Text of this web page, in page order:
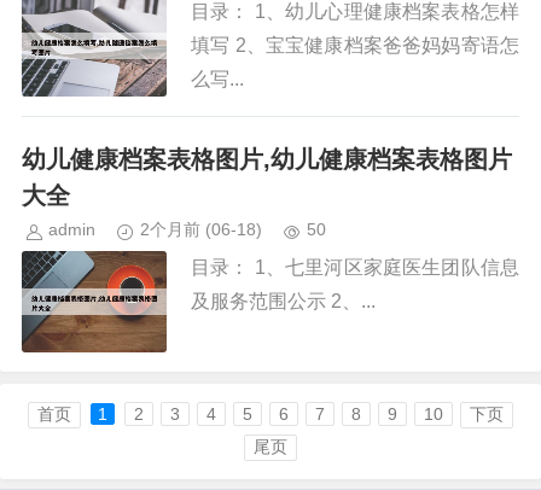
目录： 1、幼儿心理健康档案表格怎样
填写 2、宝宝健康档案爸爸妈妈寄语怎
么写...
幼儿健康档案表格图片,幼儿健康档案表格图片
大全
admin 2个月前 (06-18) 50
目录： 1、七里河区家庭医生团队信息
及服务范围公示 2、...
首页 1 2 3 4 5 6 7 8 9 10
下页
尾页